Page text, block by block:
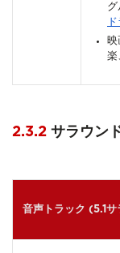
グ
映
楽
2.3.2 サラウン
音声トラック (5.1サ